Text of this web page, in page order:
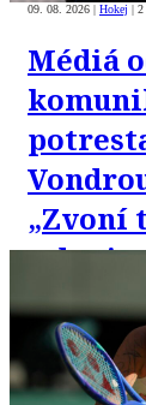
09. 08. 2026 | Hokej | 2
Médiá
„Zvoní
z
písala